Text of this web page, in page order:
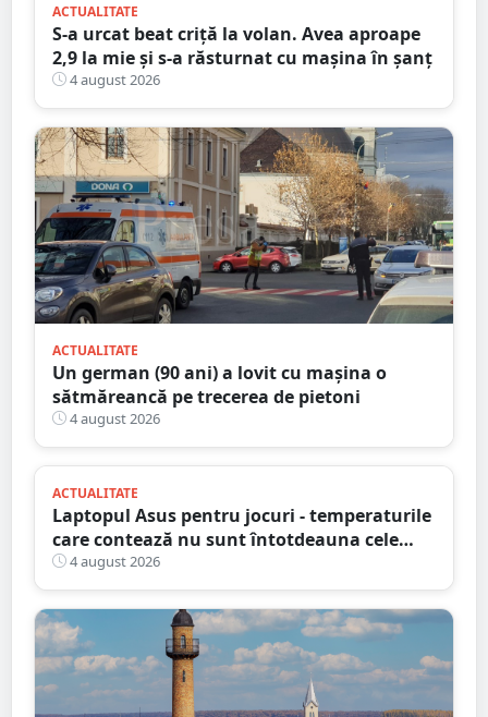
ACTUALITATE
S-a urcat beat criță la volan. Avea aproape
2,9 la mie și s-a răsturnat cu mașina în șanț
4 august 2026
ACTUALITATE
Un german (90 ani) a lovit cu mașina o
sătmăreancă pe trecerea de pietoni
4 august 2026
ACTUALITATE
Laptopul Asus pentru jocuri - temperaturile
care contează nu sunt întotdeauna cele
mai mari
4 august 2026